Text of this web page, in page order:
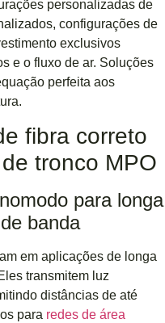
personalizadas de
configurações de
exclusivos
e o fluxo de ar. Soluções
perfeita aos
fibra correto
tronco MPO
para longa
banda
em aplicações de longa
transmitem luz
distâncias de até
para redes de área